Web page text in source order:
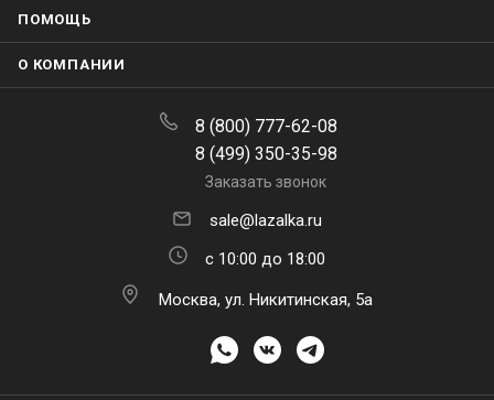
ПОМОЩЬ
О КОМПАНИИ
8 (800) 777-62-08
8 (499) 350-35-98
Заказать звонок
sale@lazalka.ru
с 10:00 до 18:00
Москва, ул. Никитинская, 5а